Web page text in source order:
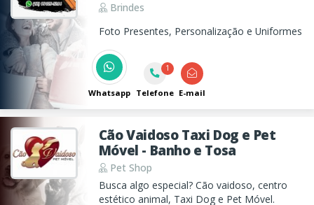
Brindes
Foto Presentes, Personalização e Uniformes
Whatsapp
1
Telefone E-mail
Cão Vaidoso Taxi Dog e Pet
Móvel - Banho e Tosa
Pet Shop
Busca algo especial? Cão vaidoso, centro
estético animal, Taxi Dog e Pet Móvel.